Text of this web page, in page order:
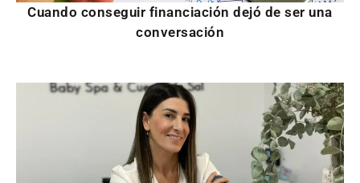
Cuando conseguir financiación dejó de ser una
conversación